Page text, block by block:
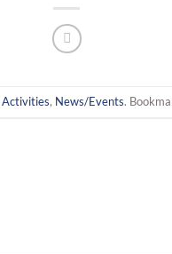
Activities, News/Events.